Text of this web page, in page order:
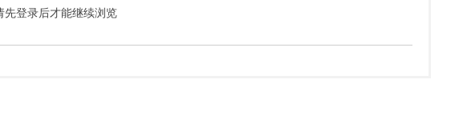
索
先登录后才能继续浏览